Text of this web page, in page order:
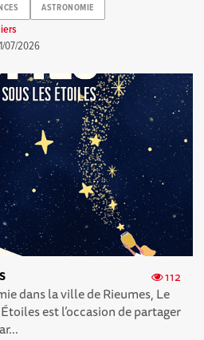
ASTRONOMIE
07/2026
112
dans la ville de Rieumes, Le
est l’occasion de partager